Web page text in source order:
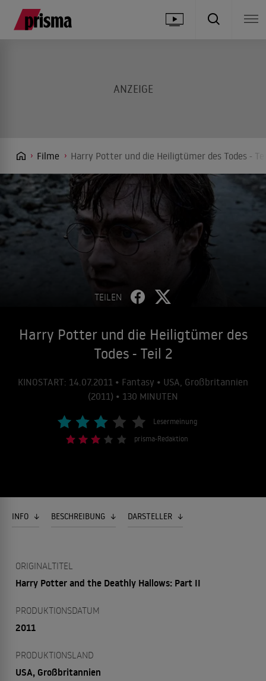
Filme Harry Potter und die Heiligtümer des Todes -
TEILEN
Harry Potter und die Heiligtümer des
Todes - Teil 2
KINOSTART: 14.07.2011 • Fantasy • USA, Großbritannien
(2011) • 130 MINUTEN
Lesermeinung
prisma-Redaktion
INFO BESCHREIBUNG DARSTELLER
ORIGINALTITEL
Harry Potter and the Deathly Hallows: Part II
PRODUKTIONSDATUM
2011
PRODUKTIONSLAND
USA, Großbritannien